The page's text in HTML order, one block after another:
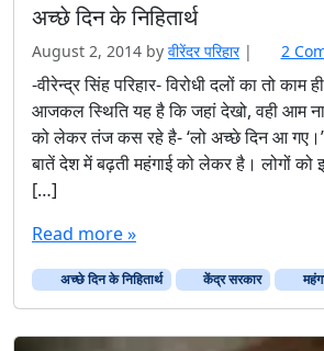
अच्छे दिन के निहितार्थ
August 2, 2014 by वीरेंदर परिहार | 2
-वीरेन्द्र सिंह परिहार- विरोधी दलों का तो काम
आजकल स्थिति यह है कि जहां देखो, वही आम
को लेकर तंज कस रहे है- ‘लो अच्छे दिन आ
बातें देश में बढ़ती महंगाई को लेकर है। लोगों को
[…]
Read more »
अच्छे दिन के निहितार्थ केंद्र सरकार